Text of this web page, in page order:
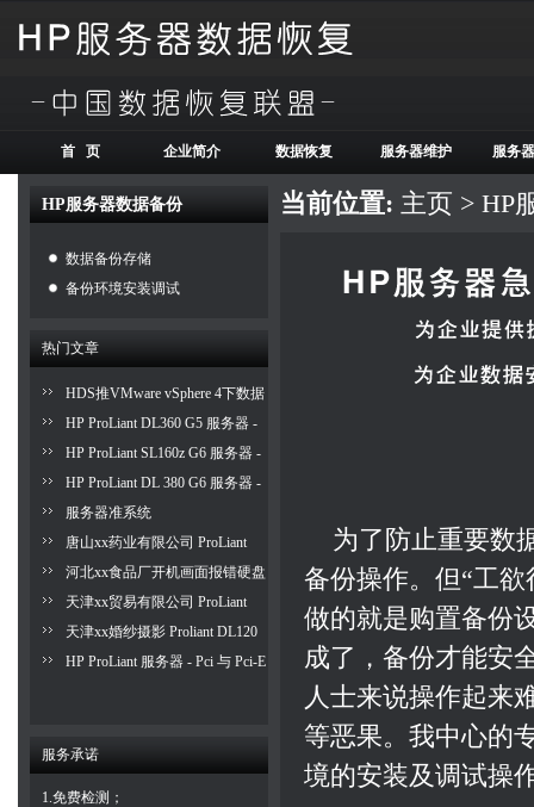
首 页 企业简介 数据恢复 服务器维护 服务
HP服务器数据备份
数据备份存储
备份环境安装调试
热门文章
HDS推VMware vSphere 4下数据
保护与灾难恢复方案
HP ProLiant DL360 G5 服务器 -
IML 报 ASR Detected by system
ROM 排错步骤以及相关解决方
案
HP ProLiant SL160z G6 服务器 -
安装 SUSE LINUX Enterprise
Server 10 SP 2 系统
HP ProLiant DL 380 G6 服务器 -
加电即开机的功能无法使用
服务器准系统
唐山xx药业有限公司 ProLiant
DL120 服务器磁带备份
河北xx食品厂开机画面报错硬盘
无法找到
天津xx贸易有限公司 ProLiant
DL388 服务器异地备份
天津xx婚纱摄影 Proliant DL120
服务器系统调试成功
HP ProLiant 服务器 - Pci 与 Pci-E
服务承诺
1.免费检测；
当前位置: 主页 > HP
为了防止重要数
备份操作。但“工
做的就是购置备份
成了，备份才能安
人士来说操作起来
等恶果。我中心的
境的安装及调试操